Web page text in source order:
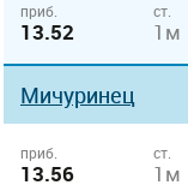
приб.
13.52
ст.
1м
Мичуринец
приб.
13.56
ст.
1м